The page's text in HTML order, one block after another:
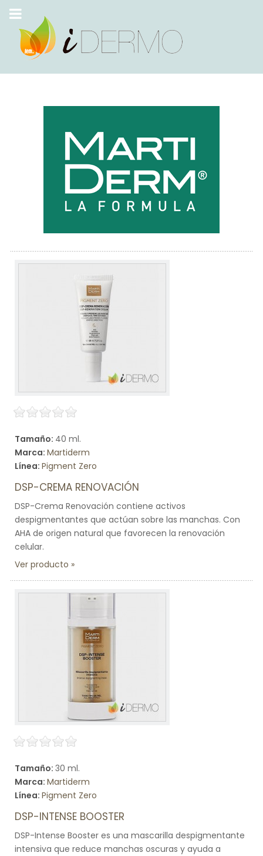
Tamaño: 40 ml.
Marca: Martiderm
Línea: Pigment Zero
DSP-CREMA RENOVACIÓN
DSP-Crema Renovación contiene activos
despigmentantes que actúan sobre las manchas. Con
AHA de origen natural que favorecen la renovación
celular.
Ver producto
Tamaño: 30 ml.
Marca: Martiderm
Línea: Pigment Zero
DSP-INTENSE BOOSTER
DSP-Intense Booster es una mascarilla despigmentante
intensiva que reduce manchas oscuras y ayuda a